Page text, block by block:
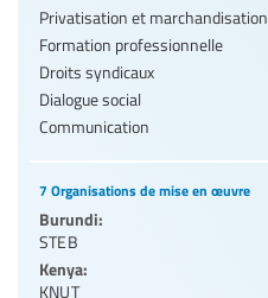
Privatisation et marchandisation
Formation professionnelle
Droits syndicaux
Dialogue social
Communication
7 Organisations de mise en œuvre
Burundi:
STEB
Kenya:
KNUT